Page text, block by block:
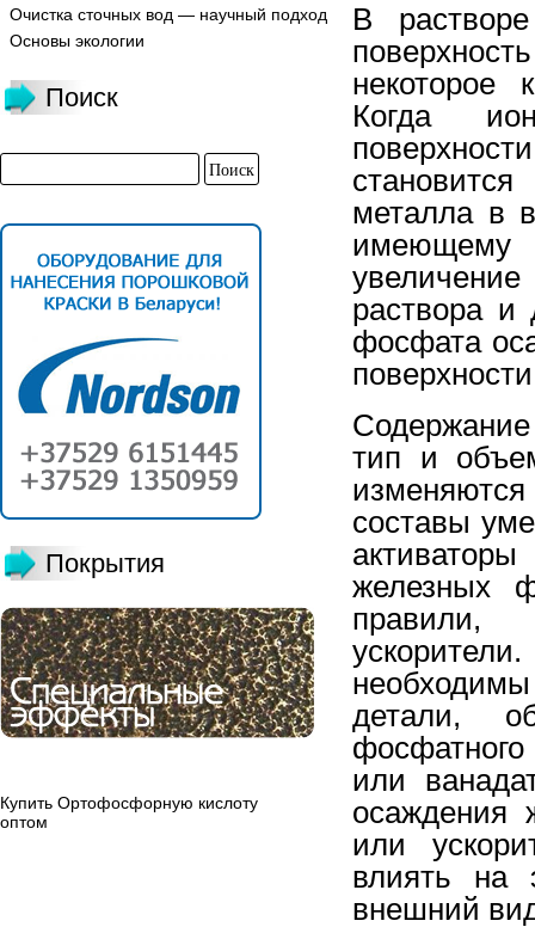
Очистка сточных вод — научный подход
Основы экологии
Поиск
Покрытия
Купить Ортофосфорную кислоту
оптом
В
некоторое
Когда
металла в
имеющему
раствора и
фосфата
тип и
составы
железных
правили,
детали,
или
осаждения
или
влиять на
внешний